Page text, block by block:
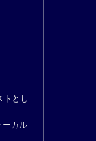
トとし
ーカル